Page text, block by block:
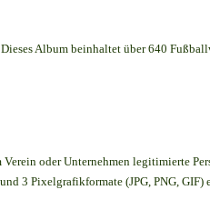
Album beinhaltet über 640
Verein oder Unternehmen legitimierte
3 Pixelgrafikformate (JPG, PNG, GIF)